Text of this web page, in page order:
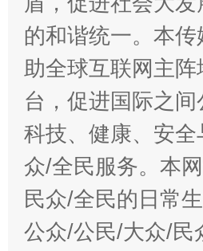
的和谐统一。本
助全球互联网主
台，促进国际之
科技、健康、安
众/全民服务。本
民众/全民的日常
公众/公民/大众/民